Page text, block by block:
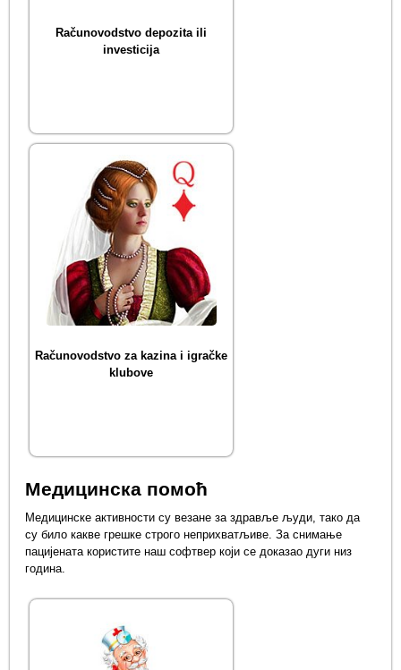
Računovodstvo depozita ili
investicija
Računovodstvo za kazina i igračke
klubove
Медицинска помоћ
Медицинске активности су везане за здравље људи, тако да
су било какве грешке строго неприхватљиве. За снимање
пацијената користите наш софтвер који се доказао дуги низ
година.